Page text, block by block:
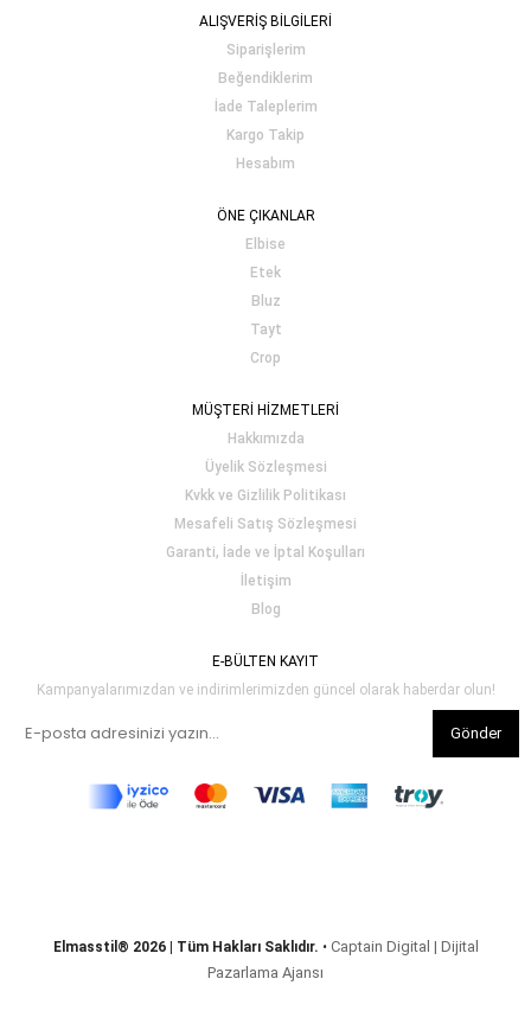
ALIŞVERİŞ BİLGİLERİ
Siparişlerim
Beğendiklerim
İade Taleplerim
Kargo Takip
Hesabım
ÖNE ÇIKANLAR
Elbise
Etek
Bluz
Tayt
Crop
MÜŞTERİ HİZMETLERİ
Hakkımızda
Üyelik Sözleşmesi
Kvkk ve Gizlilik Politikası
Mesafeli Satış Sözleşmesi
Garanti, İade ve İptal Koşulları
İletişim
Blog
E-BÜLTEN KAYIT
Kampanyalarımızdan ve indirimlerimizden güncel olarak haberdar olun!
Gönder
Elmasstil® 2026 | Tüm Hakları Saklıdır. • Captain Digital | Dijital
Pazarlama Ajansı